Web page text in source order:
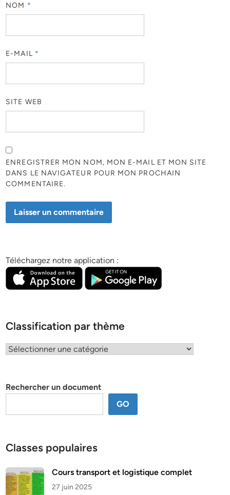
NOM *
E-MAIL *
SITE WEB
ENREGISTRER MON NOM, MON E-MAIL ET MON SITE
DANS LE NAVIGATEUR POUR MON PROCHAIN
COMMENTAIRE.
Téléchargez notre application :
Classification par thème
Classification
Rechercher un document
GO
Classes populaires
Cours transport et logistique complet
27 juin 2025